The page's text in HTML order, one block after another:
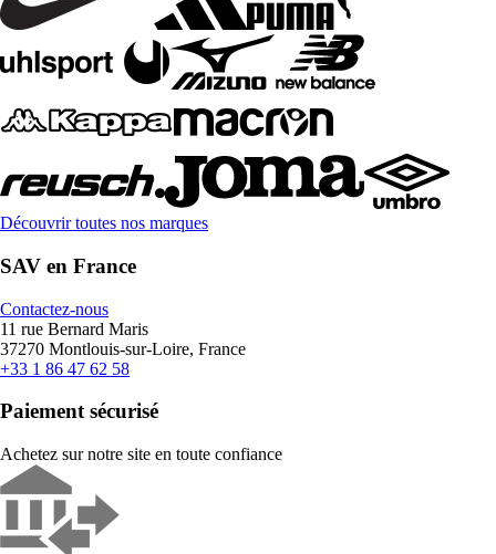
Découvrir toutes nos marques
SAV en France
Contactez-nous
11 rue Bernard Maris
37270 Montlouis-sur-Loire, France
+33 1 86 47 62 58
Paiement sécurisé
Achetez sur notre site en toute confiance